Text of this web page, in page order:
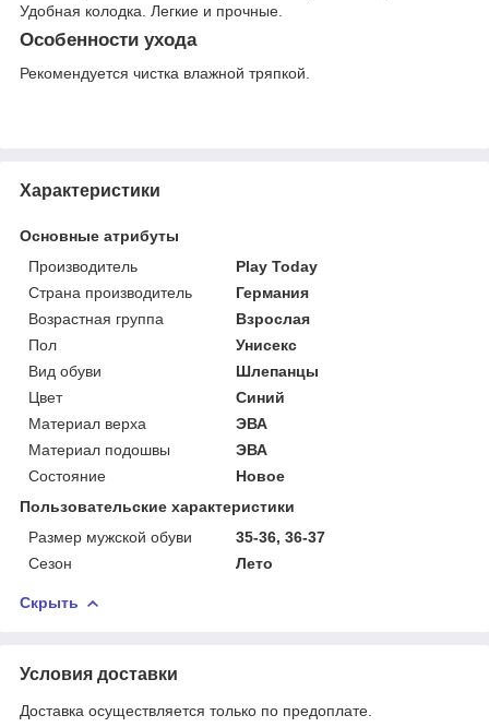
Удобная колодка. Легкие и прочные.
Особенности ухода
Рекомендуется чистка влажной тряпкой.
Характеристики
Основные атрибуты
Производитель
Play Today
Страна производитель
Германия
Возрастная группа
Взрослая
Пол
Унисекс
Вид обуви
Шлепанцы
Цвет
Синий
Материал верха
ЭВА
Материал подошвы
ЭВА
Состояние
Новое
Пользовательские характеристики
Размер мужской обуви
35-36, 36-37
Сезон
Лето
Скрыть
Условия доставки
Доставка осуществляется только по предоплате.